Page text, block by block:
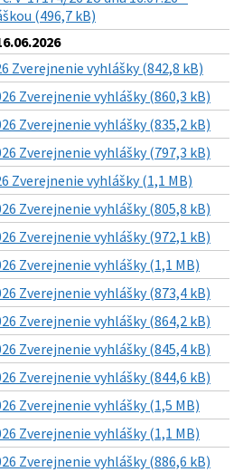
(496,7 kB)
Zverejnenie vyhlášky (842,8 kB)
Zverejnenie vyhlášky (860,3 kB)
Zverejnenie vyhlášky (835,2 kB)
Zverejnenie vyhlášky (797,3 kB)
Zverejnenie vyhlášky (1,1 MB)
Zverejnenie vyhlášky (805,8 kB)
Zverejnenie vyhlášky (972,1 kB)
Zverejnenie vyhlášky (1,1 MB)
Zverejnenie vyhlášky (873,4 kB)
Zverejnenie vyhlášky (864,2 kB)
Zverejnenie vyhlášky (845,4 kB)
Zverejnenie vyhlášky (844,6 kB)
Zverejnenie vyhlášky (1,5 MB)
Zverejnenie vyhlášky (1,1 MB)
Zverejnenie vyhlášky (886,6 kB)